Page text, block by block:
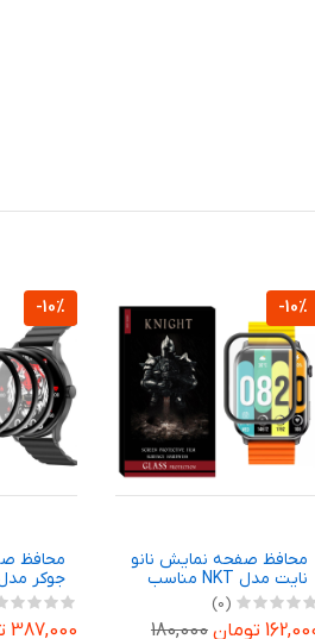
-10%
محافظ صفحه نمایش نانو
نایت مدل NKT مناسب
برای ساعت هوشمند
کیسلکت KS
(0)
تومان
180,000
-10%
محافظ
ساعت
Imiki TG1 بسته سه عددی
387,000 تومان